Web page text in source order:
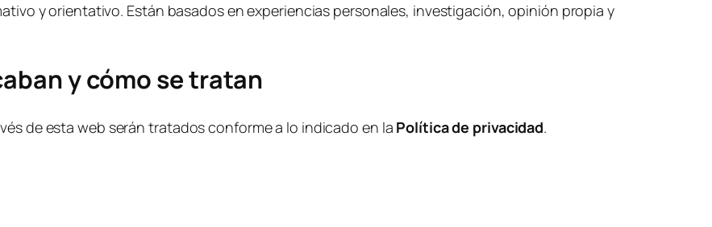
y orientativo. Están basados en experiencias personales, investigación, opinión propia y
y cómo se tratan
de esta web serán tratados conforme a lo indicado en la Política de privacidad.